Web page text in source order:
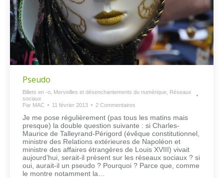
Pseudo
Billets en -o Merveilles et désenchantements du numérique Réseaux
sociaux
Par MAC 11 février 2013 2 Commentaires
Je me pose régulièrement (pas tous les matins mais
presque) la double question suivante : si Charles-
Maurice de Talleyrand-Périgord (évêque constitutionnel,
ministre des Relations extérieures de Napoléon et
ministre des affaires étrangères de Louis XVIII) vivait
aujourd’hui, serait-il présent sur les réseaux sociaux ? si
oui, aurait-il un pseudo ? Pourquoi ? Parce que, comme
le montre notamment la…